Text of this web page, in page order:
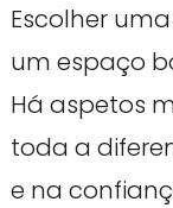
Escolher
um espaço
Há aspetos
toda a
e na